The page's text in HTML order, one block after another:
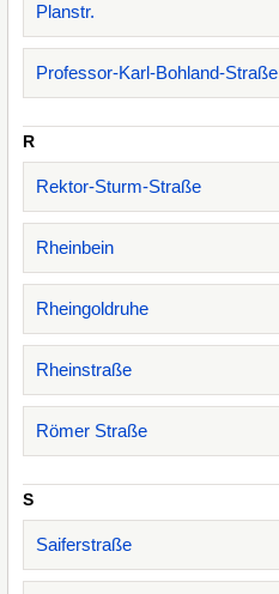
Planstr.
Professor-Karl-Bohland-Straße
R
Rektor-Sturm-Straße
Rheinbein
Rheingoldruhe
Rheinstraße
Römer Straße
S
Saiferstraße